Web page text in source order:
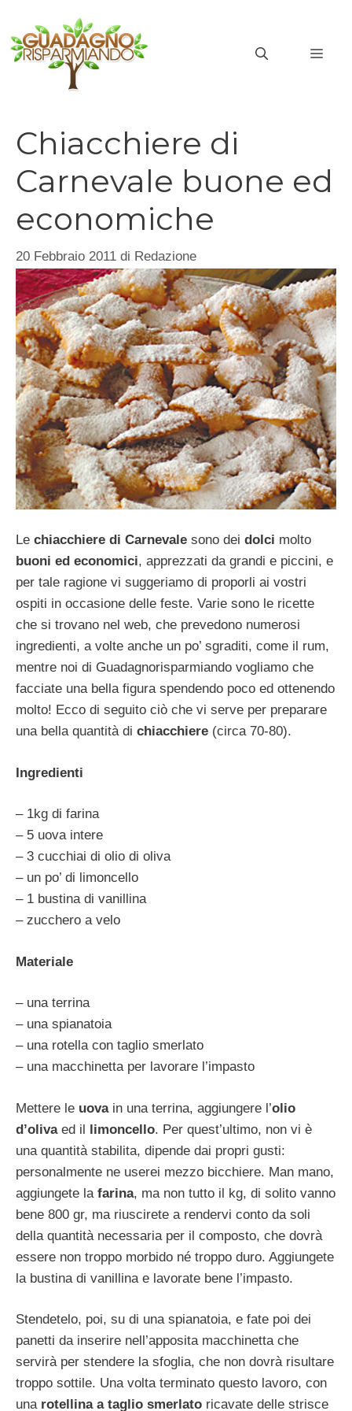
contenuto
Chiacchiere di
Carnevale buone ed
economiche
20 Febbraio 2011 di Redazione
Le chiacchiere di Carnevale sono dei dolci molto
buoni ed economici, apprezzati da grandi e piccini, e
per tale ragione vi suggeriamo di proporli ai vostri
ospiti in occasione delle feste. Varie sono le ricette
che si trovano nel web, che prevedono numerosi
ingredienti, a volte anche un po’ sgraditi, come il rum,
mentre noi di Guadagnorisparmiando vogliamo che
facciate una bella figura spendendo poco ed ottenendo
molto! Ecco di seguito ciò che vi serve per preparare
una bella quantità di chiacchiere (circa 70-80).
Ingredienti
– 1kg di farina
– 5 uova intere
– 3 cucchiai di olio di oliva
– un po’ di limoncello
– 1 bustina di vanillina
– zucchero a velo
Materiale
– una terrina
– una spianatoia
– una rotella con taglio smerlato
– una macchinetta per lavorare l’impasto
Mettere le uovain una terrina, aggiungere l’olio
d’olivaed il limoncello. Per quest’ultimo, non vi è
una quantità stabilita, dipende dai propri gusti:
personalmente ne userei mezzo bicchiere. Man mano,
aggiungete la farina, ma non tutto il kg, di solito vanno
bene 800 gr, ma riuscirete a rendervi conto da soli
della quantità necessaria per il composto, che dovrà
essere non troppo morbido né troppo duro. Aggiungete
la bustina di vanillina e lavorate bene l’impasto.
Stendetelo, poi, su di una spianatoia, e fate poi dei
panetti da inserire nell’apposita macchinetta che
servirà per stendere la sfoglia, che non dovrà risultare
troppo sottile. Una volta terminato questo lavoro, con
unarotellina a taglio smerlato ricavate delle strisce